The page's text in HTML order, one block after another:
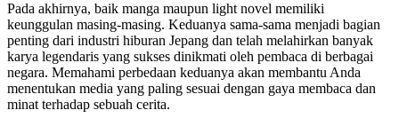
Pada akhirnya, baik manga maupun light novel memiliki
keunggulan masing-masing. Keduanya sama-sama menjadi bagian
penting dari industri hiburan Jepang dan telah melahirkan banyak
karya legendaris yang sukses dinikmati oleh pembaca di berbagai
negara. Memahami perbedaan keduanya akan membantu Anda
menentukan media yang paling sesuai dengan gaya membaca dan
minat terhadap sebuah cerita.